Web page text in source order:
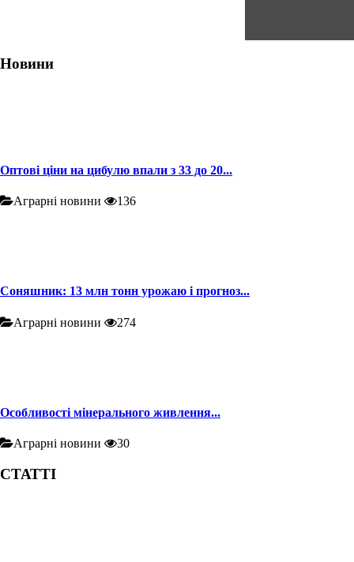
Новини
Оптові ціни на цибулю впали з 33 до 20...
Аграрні новини 136
Соняшник: 13 млн тонн урожаю і прогноз...
Аграрні новини 274
Особливості мінерального живлення...
Аграрні новини 30
СТАТТІ